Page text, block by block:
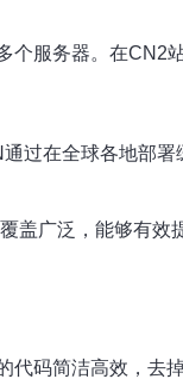
服务器。在CN2
过在全球各地部
盖广泛，能够有效
代码简洁高效，